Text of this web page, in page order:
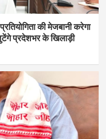
की मेजबानी करेगा
प्रदेशभर के खिलाड़ी